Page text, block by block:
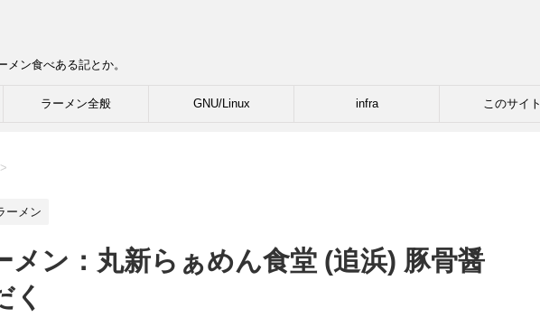
メン食べある記とか。
ラーメン全般 GNU/Linux infra このサイト
>
ーメン
メン：丸新らぁめん食堂 (追浜) 豚骨醤
く